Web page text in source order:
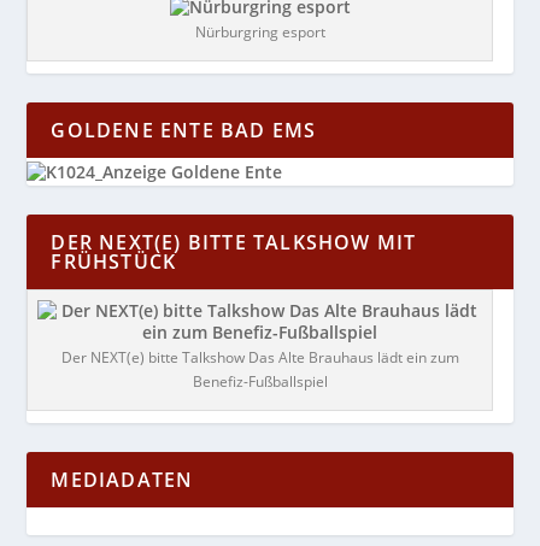
Nürburgring esport
GOLDENE ENTE BAD EMS
DER NEXT(E) BITTE TALKSHOW MIT
FRÜHSTÜCK
Der NEXT(e) bitte Talkshow Das Alte Brauhaus lädt ein zum
Benefiz-Fußballspiel
MEDIADATEN